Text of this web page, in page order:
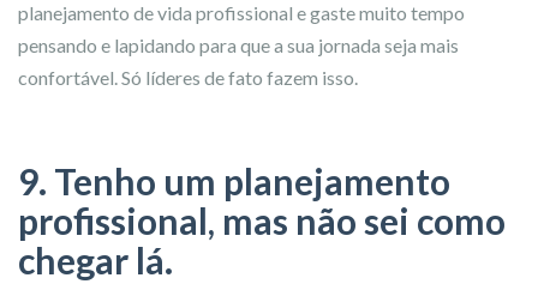
planejamento de vida profissional e gaste muito tempo
pensando e lapidando para que a sua jornada seja mais
confortável. Só líderes de fato fazem isso.
9. Tenho um planejamento
profissional, mas não sei como
chegar lá.